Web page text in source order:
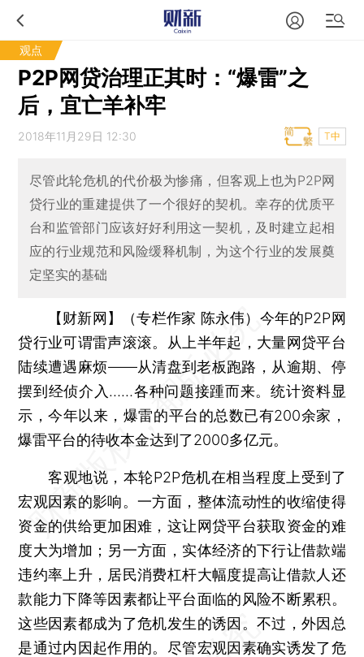
观点
P2P网贷治理正其时：“爆雷”之
后，宜亡羊补牢
2018年11月29日 12:30 T中
尽管此轮危机的代价极为惨痛，但客观上也为P2P网
贷行业的重建提供了一个很好的契机。幸存的优质平
台和监管部门应该好好利用这一契机，及时建立起相
应的行业规范和风险缓释机制，为这个行业的发展奠
定坚实的基础
【财新网】（专栏作家 陈永伟） 今年的P2P网
贷行业可谓雷声滚滚。从上半年起，大量网贷平台
陆续遭遇麻烦——从清盘到老板跑路，从逾期、停
摆到经侦介入……各种问题接踵而来。统计资料显
示，今年以来，爆雷的平台的总数已有200余家，
爆雷平台的待收本金达到了2000多亿元。
客观地说，本轮P2P危机在相当程度上受到了
宏观因素的影响。一方面，整体流动性的收缩使得
资金的供给更加困难，这让网贷平台获取资金的难
度大为增加；另一方面，实体经济的下行让借款端
违约率上升，居民消费杠杆大幅度提高让借款人还
款能力下降等因素都让平台面临的风险不断累积。
这些因素都成为了危机发生的诱因。不过，外因总
是通过内因起作用的。尽管宏观因素确实诱发了危